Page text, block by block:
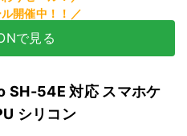
で見る
SH-54E 対応 スマホケ
シリコン